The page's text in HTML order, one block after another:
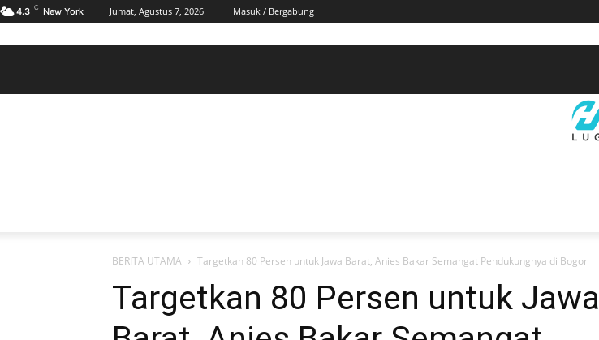
4.3 C New York Jumat, Agustus 7, 2026
Masuk / Bergabung
BERITA UTAMA Targetkan 80 Persen untuk Jawa Barat, Anies Bakar Semangat Pendukungnya di Bogor
Targetkan 80 Persen untuk Jawa